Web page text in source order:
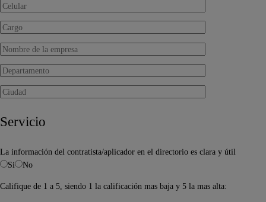
Servicio
La información del contratista/aplicador en el directorio es clara y útil
Si
No
Califique de 1 a 5, siendo 1 la calificación mas baja y 5 la mas alta: